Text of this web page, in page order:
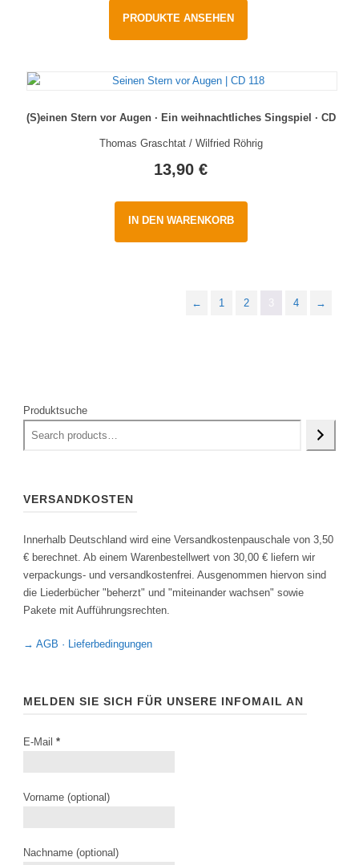
PRODUKTE ANSEHEN
(S)einen Stern vor Augen · Ein weihnachtliches Singspiel · CD
Thomas Graschtat / Wilfried Röhrig
13,90€
IN DEN WARENKORB
← 1 2 3 4 →
Produktsuche
VERSANDKOSTEN
Innerhalb Deutschland wird eine Versandkostenpauschale von 3,50
€ berechnet. Ab einem Warenbestellwert von 30,00 € liefern wir
verpackungs- und versandkostenfrei. Ausgenommen hiervon sind
die Liederbücher "beherzt" und "miteinander wachsen" sowie
Pakete mit Aufführungsrechten.
→ AGB · Lieferbedingungen
MELDEN SIE SICH FÜR UNSERE INFOMAIL AN
E-Mail *
Vorname (optional)
Nachname (optional)